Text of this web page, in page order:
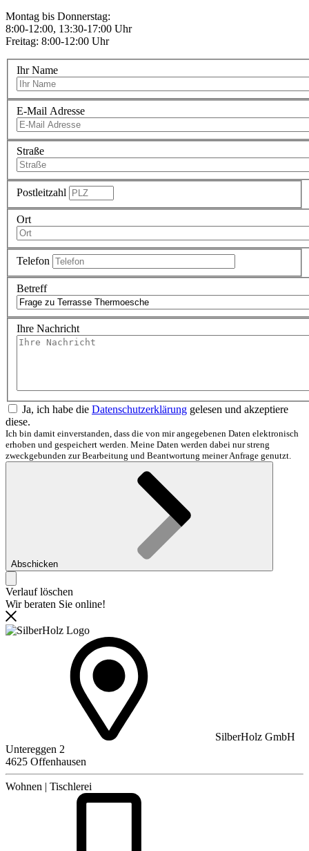
Montag bis Donnerstag:
8:00-12:00, 13:30-17:00 Uhr
Freitag: 8:00-12:00 Uhr
Ihr Name
E-Mail Adresse
Straße
Postleitzahl
Ort
Telefon
Betreff
Ihre Nachricht
Ja, ich habe die Datenschutzerklärung gelesen und akzeptiere
diese.
Ich bin damit einverstanden, dass die von mir angegebenen Daten elektronisch
erhoben und gespeichert werden. Meine Daten werden dabei nur streng
zweckgebunden zur Bearbeitung und Beantwortung meiner Anfrage genutzt.
Abschicken
Verlauf löschen
Wir beraten Sie online!
SilberHolz GmbH
Untereggen 2
4625 Offenhausen
Wohnen | Tischlerei